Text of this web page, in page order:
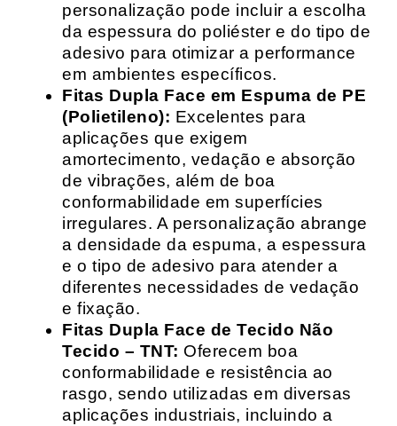
personalização pode incluir a escolha
da espessura do poliéster e do tipo de
adesivo para otimizar a performance
em ambientes específicos.
Fitas Dupla Face em Espuma de PE
(Polietileno): Excelentes para
aplicações que exigem
amortecimento, vedação e absorção
de vibrações, além de boa
conformabilidade em superfícies
irregulares. A personalização abrange
a densidade da espuma, a espessura
e o tipo de adesivo para atender a
diferentes necessidades de vedação
e fixação.
Fitas Dupla Face de Tecido Não
Tecido – TNT: Oferecem boa
conformabilidade e resistência ao
rasgo, sendo utilizadas em diversas
aplicações industriais, incluindo a